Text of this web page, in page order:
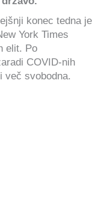
konec tedna je
York Times
elit. Po
COVID-nih
več svobodna.